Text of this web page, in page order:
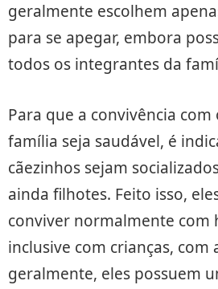
geralmente escolhem
para se apegar, embora
todos os integrantes da
Para que a convivência
família seja saudável, é
cãezinhos sejam
ainda filhotes. Feito isso,
conviver normalmente com
inclusive com crianças, com
geralmente, eles possuem